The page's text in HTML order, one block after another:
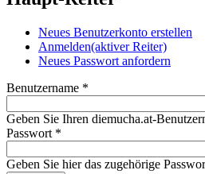
Neues Benutzerkonto erstellen
Anmelden(aktiver Reiter)
Neues Passwort anfordern
Benutzername *
Geben Sie Ihren diemucha.at-
Passwort *
Geben Sie hier das zugehörige